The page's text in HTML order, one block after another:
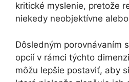
kritické myslenie, pretože
niekedy neobjektívne
Dôsledným porovnávaním
opcií v rámci týchto
môžu lepšie postaviť, aby